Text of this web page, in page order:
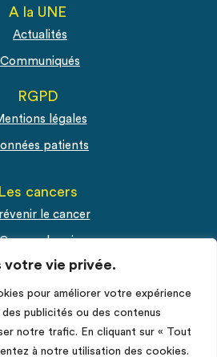
votre vie privée.
pour améliorer votre expérience
publicités ou des contenus
notre trafic. En cliquant sur « Tout
à notre utilisation des cookies.
A la UNE
Actualités
Communiqués
RGPD
légales
patients
Les cancers
le cancer
Cancer du sein
du col de l'utérus
de la prostate